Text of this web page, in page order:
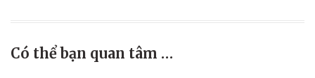
Có thể bạn quan tâm …